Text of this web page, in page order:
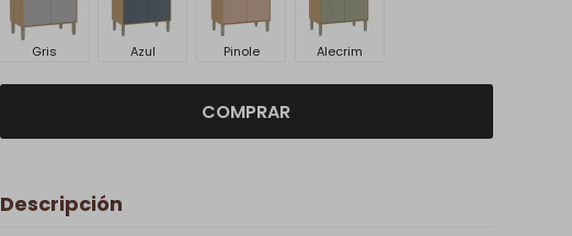
Gris Azul Pinole Alecrim
COMPRAR
Descripción